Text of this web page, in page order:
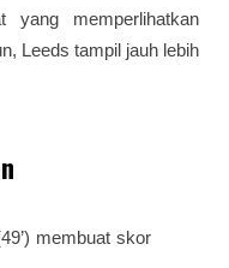
yang memperlihatkan
Leeds tampil jauh lebih
membuat skor